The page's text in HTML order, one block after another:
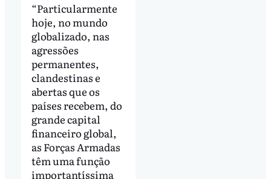
“Particularmente
hoje, no mundo
globalizado, nas
agressões
permanentes,
clandestinas e
abertas que os
países recebem, do
grande capital
financeiro global,
as Forças Armadas
têm uma função
importantíssima